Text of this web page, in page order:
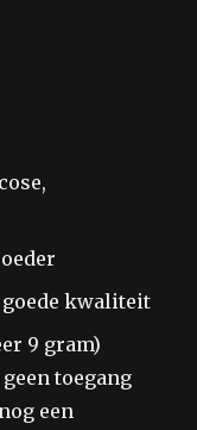
goede kwaliteit
9 gram)
toegang
een